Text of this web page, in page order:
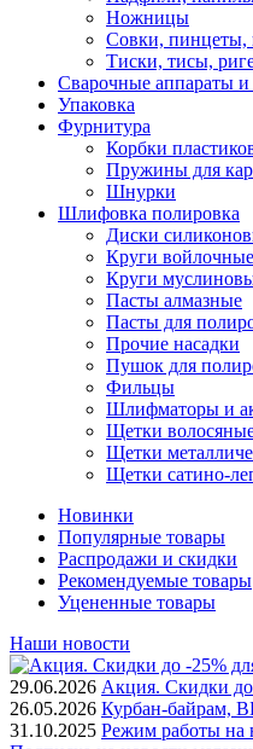
Ножницы
Совки, пинцеты,
Тиски, тисы,
Сварочные аппараты и
Упаковка
Фурнитура
Корбки
Пружины для
Шнурки
Шлифовка полировка
Диски
Круги войлочные
Круги
Пасты алмазные
Пасты для
Прочие насадки
Пушок для
Фильцы
Шлифматоры и
Щетки
Щетки
Щетки сатино-
Новинки
Популярные товары
Распродажи и скидки
Рекомендуемые товары
Уцененные товары
Наши новости
29.06.2026 Акция. Скидки
26.05.2026 Курбан-
31.10.2025 Режим работы на